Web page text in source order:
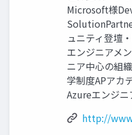
Microsoft様
ュニティ登壇
エンジニアメ
ニア中心の組
学制度APアカ
Azureエンジニ
http://